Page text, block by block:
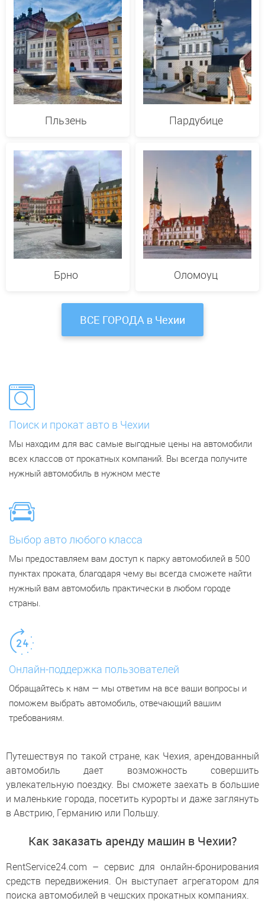
Пльзень Пардубице
Брно Оломоуц
ВСЕ ГОРОДА в Чехии
Поиск и прокат авто в Чехии
Мы находим для вас самые выгодные цены на автомобили
всех классов от прокатных компаний. Вы всегда получите
нужный автомобиль в нужном месте
Выбор авто любого класса
Мы предоставляем вам доступ к парку автомобилей в 500
пунктах проката, благодаря чему вы всегда сможете найти
нужный вам автомобиль практически в любом городе
страны.
Онлайн-поддержка пользователей
Обращайтесь к нам — мы ответим на все ваши вопросы и
поможем выбрать автомобиль, отвечающий вашим
требованиям.
Путешествуя по такой стране, как Чехия, арендованный
автомобиль дает возможность совершить
увлекательную поездку. Вы сможете заехать в большие
и маленькие города, посетить курорты и даже заглянуть
в Австрию, Германию или Польшу.
Как заказать аренду машин в Чехии?
RentService24.com – сервис для онлайн-бронирования
средств передвижения. Он выступает агрегатором для
поиска автомобилей в чешских прокатных компаниях.